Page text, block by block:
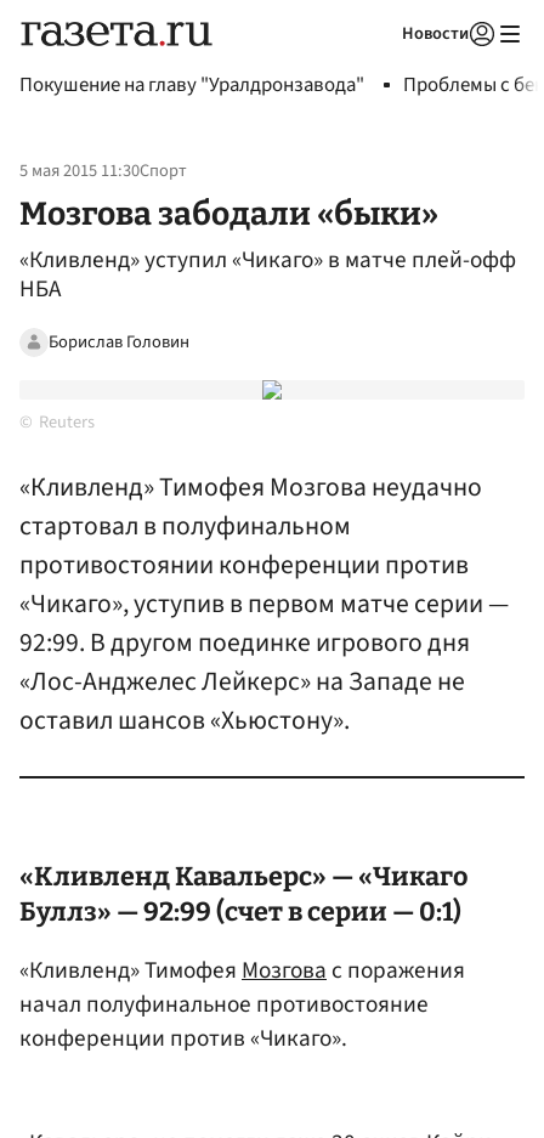
Новости
Покушение на главу "Уралдронзавода" Проблемы с
5 мая 2015 11:30Спорт
Мозгова забодали «быки»
«Кливленд» уступил «Чикаго» в матче плей-офф
НБА
Борислав Головин
Reuters
«Кливленд» Тимофея Мозгова неудачно
стартовал в полуфинальном
противостоянии конференции против
«Чикаго», уступив в первом матче серии —
92:99. В другом поединке игрового дня
«Лос-Анджелес Лейкерс» на Западе не
оставил шансов «Хьюстону».
«Кливленд Кавальерс» — «Чикаго
Буллз» — 92:99 (счет в серии — 0:1)
«Кливленд» ТимофеяМозговас поражения
начал полуфинальное противостояние
конференции против «Чикаго».